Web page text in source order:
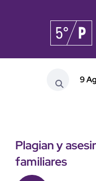
9
Plagian y
familiares